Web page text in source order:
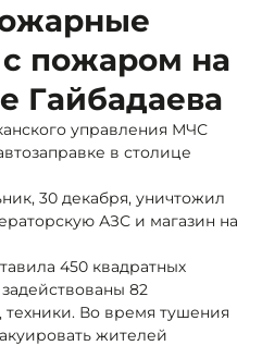
пожаром на
Гайбадаева
управления МЧС
в столице
30 декабря, уничтожил
АЗС и магазин на
450 квадратных
82
Во время тушения
жителей